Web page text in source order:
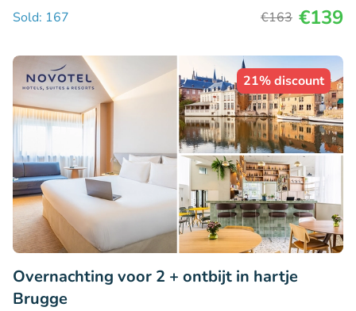
Sold: 167 €163 €139
21% discount
Overnachting voor 2 + ontbijt in hartje
Brugge